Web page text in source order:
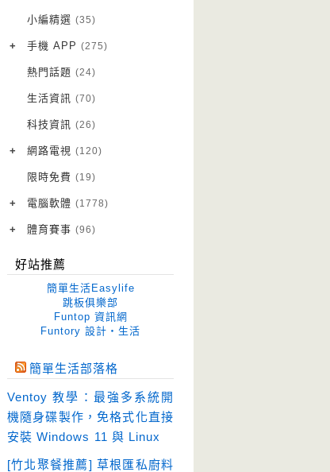
免費資源
字體下載
網站推薦
Android 遊戲
iOS 遊戲
網頁遊戲
電腦遊戲
小編精選 (35)
+ 手機 APP (275)
Android 軟體
iOS 軟體
Root 相關
越獄JB
熱門話題 (24)
生活資訊 (70)
科技資訊 (26)
+ 網路電視 (120)
電視影集
電視節目
限時免費 (19)
+ 電腦軟體 (1778)
作業系統
優化軟體 (38)
光碟工具 (33)
免安裝 (641)
即時通訊 (23)
壓縮軟體 (9)
安全防護 (55)
影音播放 (51)
+ 體育賽事 (96)
好站推薦
簡單生活Easylife
跳板俱樂部
Funtop 資訊網
Funtory 設計‧生活
簡單生活部落格
Ventoy 教學：最強多系統開
機隨身碟製作，免格式化直接
安裝 Windows 11 與 Linux
[竹北聚餐推薦] 草根匯私廚料